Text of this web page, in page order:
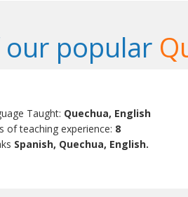
our popular
Taught: Quechua, English
of teaching experience: 8
Spanish, Quechua, English.